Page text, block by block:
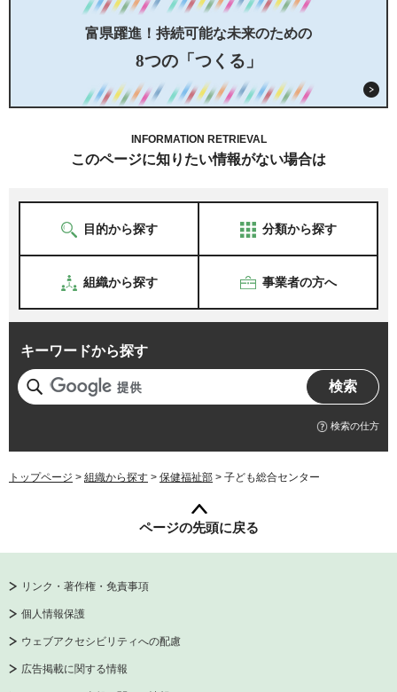
富県躍進！持続可能な未来のための
8つの「つくる」
INFORMATION RETRIEVAL
このページに知りたい情報がない場合は
目的から探す 分類から探す
組織から探す 事業者の方へ
キーワードから探す
検索の仕方
トップページ > 組織から探す > 保健福祉部 > 子ども総合センター
ページの先頭に戻る
リンク・著作権・免責事項
個人情報保護
ウェブアクセシビリティへの配慮
広告掲載に関する情報